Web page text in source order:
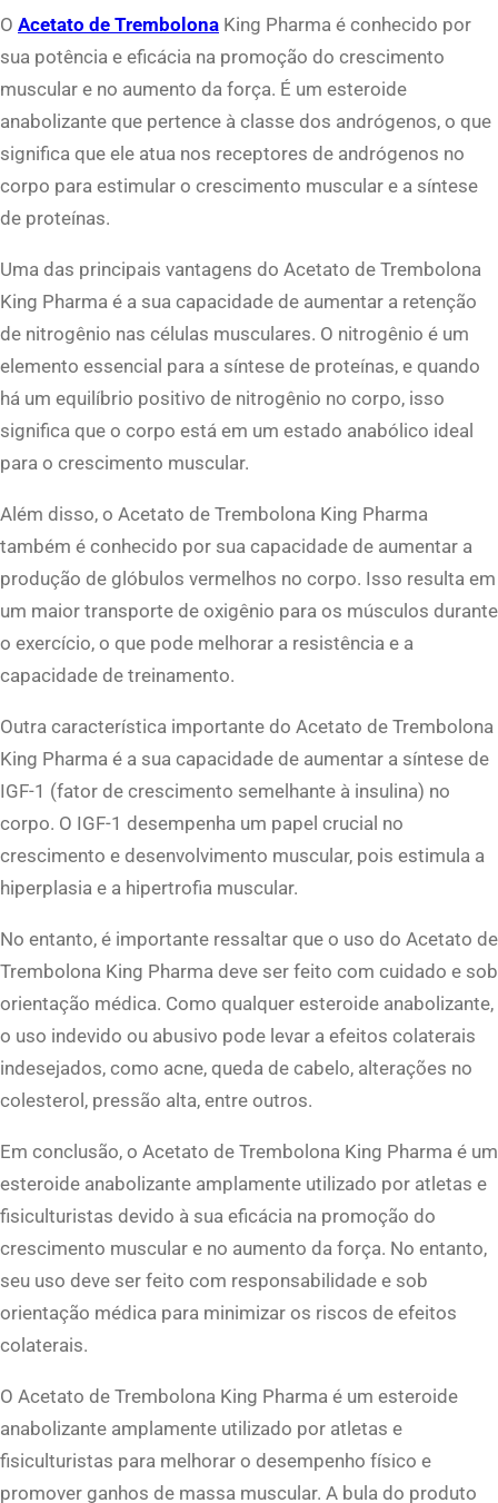
T
r
e
m
b
o
l
n
a
K
i
n
g
q
u
a
O Acetato de Trembolona King Pharma é conhecido por
sua potência e eficácia na promoção do crescimento
muscular e no aumento da força. É um esteroide
anabolizante que pertence à classe dos andrógenos, o que
significa que ele atua nos receptores de andrógenos no
corpo para estimular o crescimento muscular e a síntese
de proteínas.
Uma das principais vantagens do Acetato de Trembolona
King Pharma é a sua capacidade de aumentar a retenção
de nitrogênio nas células musculares. O nitrogênio é um
elemento essencial para a síntese de proteínas, e quando
há um equilíbrio positivo de nitrogênio no corpo, isso
significa que o corpo está em um estado anabólico ideal
para o crescimento muscular.
Além disso, o Acetato de Trembolona King Pharma
também é conhecido por sua capacidade de aumentar a
produção de glóbulos vermelhos no corpo. Isso resulta em
um maior transporte de oxigênio para os músculos durante
o exercício, o que pode melhorar a resistência e a
capacidade de treinamento.
Outra característica importante do Acetato de Trembolona
King Pharma é a sua capacidade de aumentar a síntese de
IGF-1 (fator de crescimento semelhante à insulina) no
corpo. O IGF-1 desempenha um papel crucial no
crescimento e desenvolvimento muscular, pois estimula a
hiperplasia e a hipertrofia muscular.
No entanto, é importante ressaltar que o uso do Acetato de
Trembolona King Pharma deve ser feito com cuidado e sob
orientação médica. Como qualquer esteroide anabolizante,
o uso indevido ou abusivo pode levar a efeitos colaterais
indesejados, como acne, queda de cabelo, alterações no
colesterol, pressão alta, entre outros.
Em conclusão, o Acetato de Trembolona King Pharma é um
esteroide anabolizante amplamente utilizado por atletas e
fisiculturistas devido à sua eficácia na promoção do
crescimento muscular e no aumento da força. No entanto,
seu uso deve ser feito com responsabilidade e sob
orientação médica para minimizar os riscos de efeitos
colaterais.
O Acetato de Trembolona King Pharma é um esteroide
anabolizante amplamente utilizado por atletas e
fisiculturistas para melhorar o desempenho físico e
promover ganhos de massa muscular. A bula do produto